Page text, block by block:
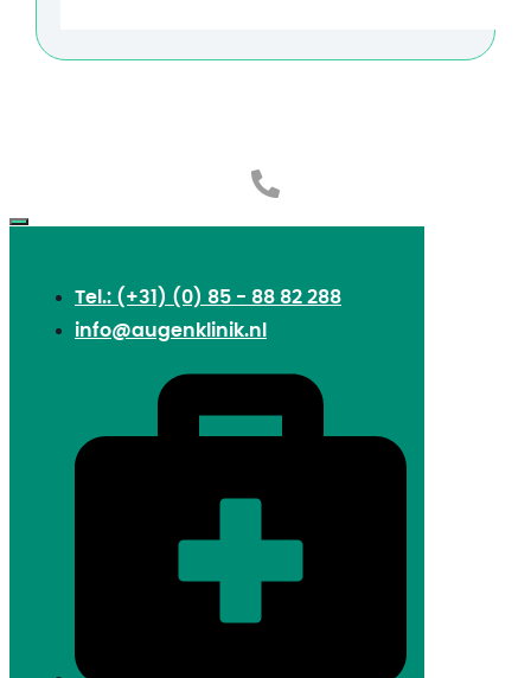
Tel.: (+31) (0) 85 - 88 82 288
info@augenklinik.nl